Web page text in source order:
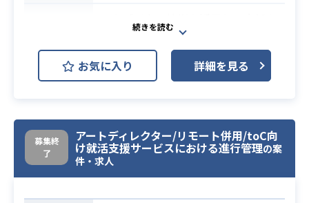
・社内クリエイターとのコミュニケ
└ブリーフィング
└FIXまでのハンドリング
└ABテストやその他グラフィックの
広告成果のレポーティングなど
・新規クリエイティブ技術やデジタ
ルトレンドのリサーチ
企業の販促活動を幅広く⽀援してい
る企業の
インハウス制作部⾨において、アー
とディレクション業
務を担当していただきます。
主な業務内容は以下の通りです。
‧制作依頼の差配‧管理
お気に入り 詳細を見る
募集終
了
アートディレクター/リモート併用/toC向
け就活支援サービスにおける進行管理の案
件・求人